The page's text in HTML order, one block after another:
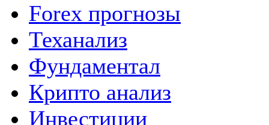
Forex прогнозы
Теханализ
Фундаментал
Крипто анализ
Инвестиции